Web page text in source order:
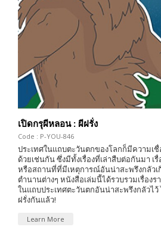
เปิดกรุผีหลอน : ผีฝรั่ง
Code : P-YOU-846
ประเทศในแถบตะวันตกของโลกก็มีความเ
ด้วยเช่นกัน ซึ่งมีทั้งเรื่องที่เล่าสืบต่อกันมา เ
หรือสถานที่ที่มีเหตุการณ์อันน่าสะพรึงกลัวเ
ตำนานต่างๆ หนังสือเล่มนี้ได้รวบรวมเรื่อง
ในแถบประเทศตะวันตกอันน่าสะพรึงกลัวไ
ฝรั่งกันแล้ว!
Learn More